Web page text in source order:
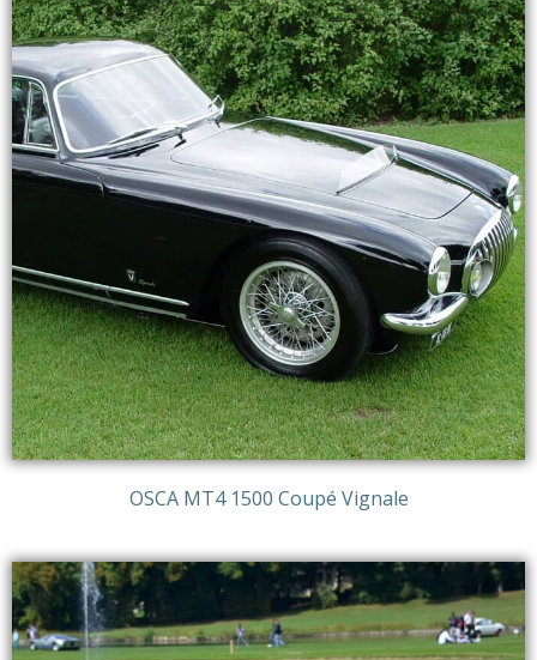
OSCA MT4 1500 Coupé Vignale